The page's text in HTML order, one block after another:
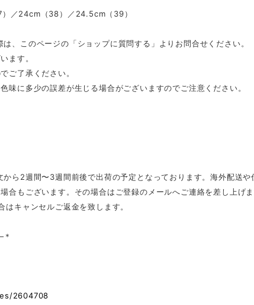
／24cm（38）／24.5cm（39）
、このページの「ショップに質問する」よりお問合せください。
ます。
ご了承ください。
味に多少の誤差が生じる場合がございますのでご注意ください。
ら2週間〜3週間前後で出荷の予定となっております。海外配送や
合もございます。その場合はご登録のメールへご連絡を差し上げ
キャンセルご返金を致します。
2604708